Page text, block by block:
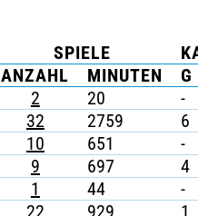
SPIELE
ANZAHL MINUTEN G
2 20 -
32 2759 6
10 651 -
9 697 4
1 44 -
22 929 1